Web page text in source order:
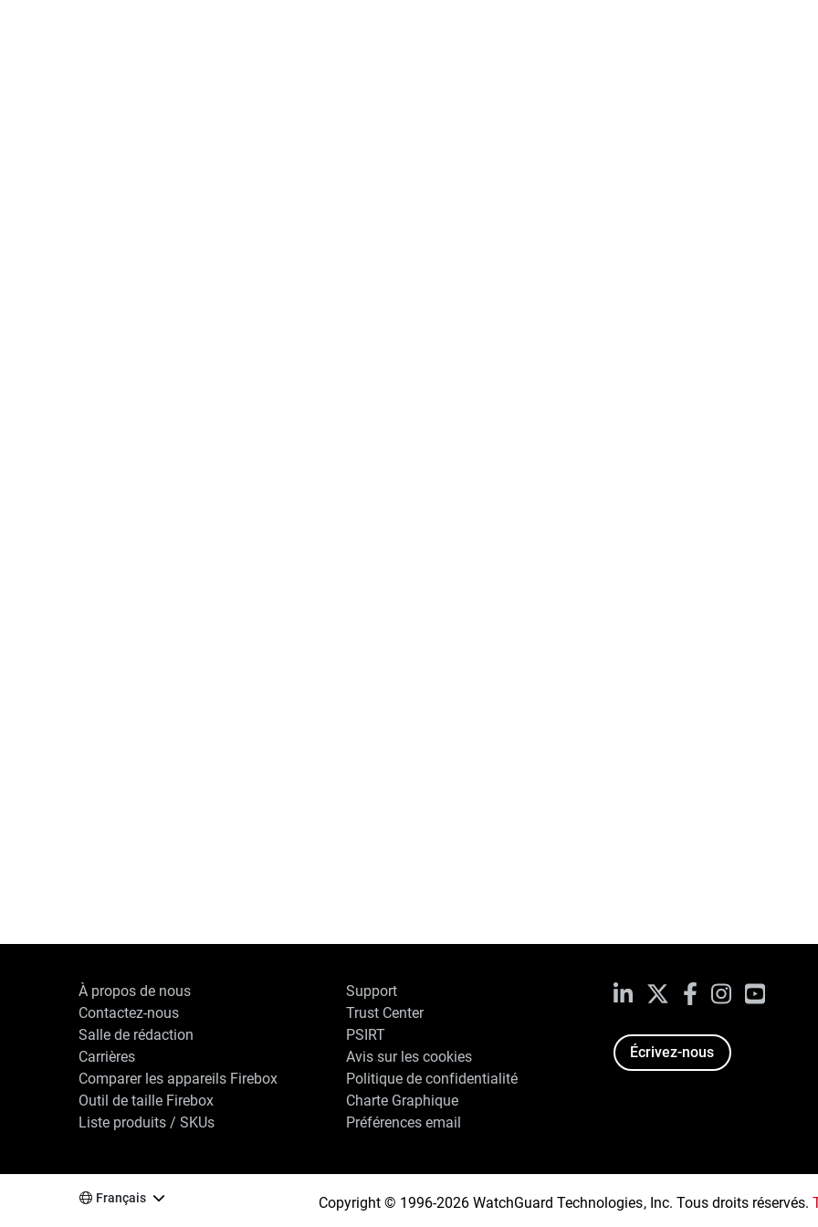
À propos de nous
Contactez-nous
Salle de rédaction
Carrières
Comparer les appareils Firebox
Outil de taille Firebox
Liste produits / SKUs
Support
Trust Center
PSIRT
Avis sur les cookies
Politique de confidentialité
Charte Graphique
Préférences email
LinkedIn Facebook
Instagram
Écrivez-nous
Français Copyright © 1996-2026 WatchGuard Technologies, Inc. Tous droits réservés.